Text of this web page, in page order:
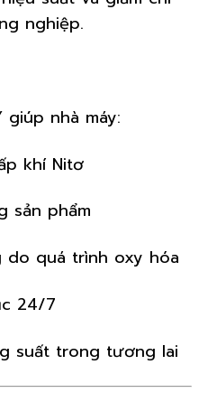
nghiệp.
giúp nhà máy:
khí Nitơ
sản phẩm
do quá trình oxy hóa
24/7
suất trong tương lai